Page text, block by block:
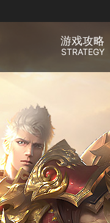
游戏攻略
STRATEGY